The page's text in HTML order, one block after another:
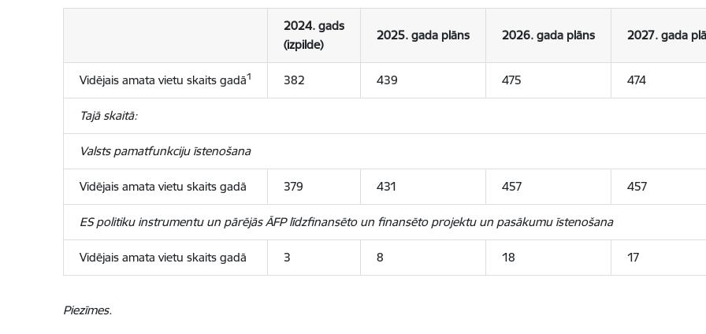
2024. gads
(izpilde)
2025. gada plāns 2026. gada plāns 2027. gada
Vidējais amata vietu skaits gadā1 382 439 475 474
Tajā skaitā:
Valsts pamatfunkciju īstenošana
Vidējais amata vietu skaits gadā 379 431 457 457
ES politiku instrumentu un pārējās ĀFP līdzfinansēto un finansēto projektu un pasākumu īstenošana
Vidējais amata vietu skaits gadā 3 8 18 17
Piezīmes.